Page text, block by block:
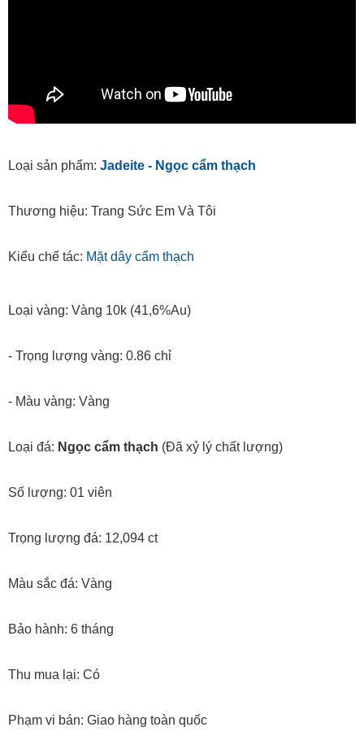
Loại sản phẩm: Jadeite - Ngọc cẩm thạch
Thương hiệu: Trang Sức Em Và Tôi
Kiểu chế tác: Mặt dây cẩm thạch
Loại vàng: Vàng 10k (41,6%Au)
- Trọng lượng vàng: 0.86 chỉ
- Màu vàng: Vàng
Loại đá: Ngọc cẩm thạch (Đã xỷ lý chất lượng)
Số lượng: 01 viên
Trọng lượng đá: 12,094 ct
Màu sắc đá: Vàng
Bảo hành: 6 tháng
Thu mua lại: Có
Phạm vi bán: Giao hàng toàn quốc